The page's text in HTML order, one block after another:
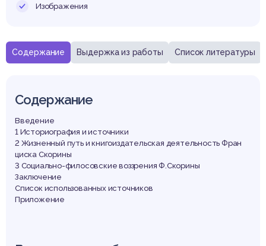
Содержание Выдержка из работы Список литературы
Содержание
Введение
1 Историография и источники
2 Жизненный путь и книгоиздательская деятельность Фран
циска Скорины
3 Социально-филосовские воззрения Ф.Скорины
Заключение
Список использованных источников
Приложение
Изображения